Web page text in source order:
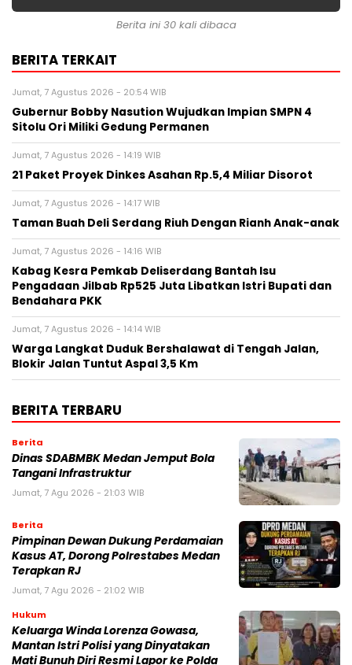
Berita ini 30 kali dibaca
BERITA TERKAIT
Jumat, 7 Agustus 2026 - 20:54 WIB
Gubernur Bobby Nasution Wujudkan Impian SMPN 4
Sitolu Ori Miliki Gedung Permanen
Jumat, 7 Agustus 2026 - 14:19 WIB
21 Paket Proyek Dinkes Asahan Rp.5,4 Miliar Disorot
Jumat, 7 Agustus 2026 - 14:17 WIB
Taman Buah Deli Serdang Riuh Dengan Rianh Anak-anak
Jumat, 7 Agustus 2026 - 14:16 WIB
Kabag Kesra Pemkab Deliserdang Bantah Isu
Pengadaan Jilbab Rp525 Juta Libatkan Istri Bupati dan
Bendahara PKK
Jumat, 7 Agustus 2026 - 14:14 WIB
Warga Langkat Duduk Bershalawat di Tengah Jalan,
Blokir Jalan Tuntut Aspal 3,5 Km
BERITA TERBARU
Berita
Dinas SDABMBK Medan Jemput Bola
Tangani Infrastruktur
Jumat, 7 Agu 2026 - 21:03 WIB
Berita
Pimpinan Dewan Dukung Perdamaian
Kasus AT, Dorong Polrestabes Medan
Terapkan RJ
Jumat, 7 Agu 2026 - 21:02 WIB
Hukum
Keluarga Winda Lorenza Gowasa,
Mantan Istri Polisi yang Dinyatakan
Mati Bunuh Diri Resmi Lapor ke Polda